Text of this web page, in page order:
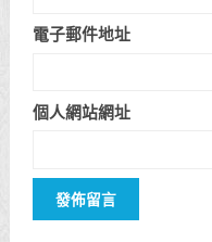
電子郵件地址
個人網站網址